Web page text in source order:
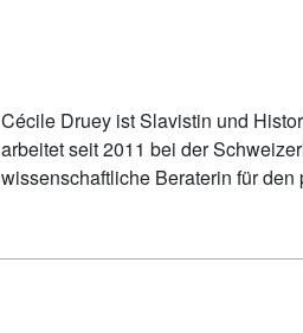
Cécile Druey ist Slavistin und
arbeitet seit 2011 bei der
wissenschaftliche Beraterin für